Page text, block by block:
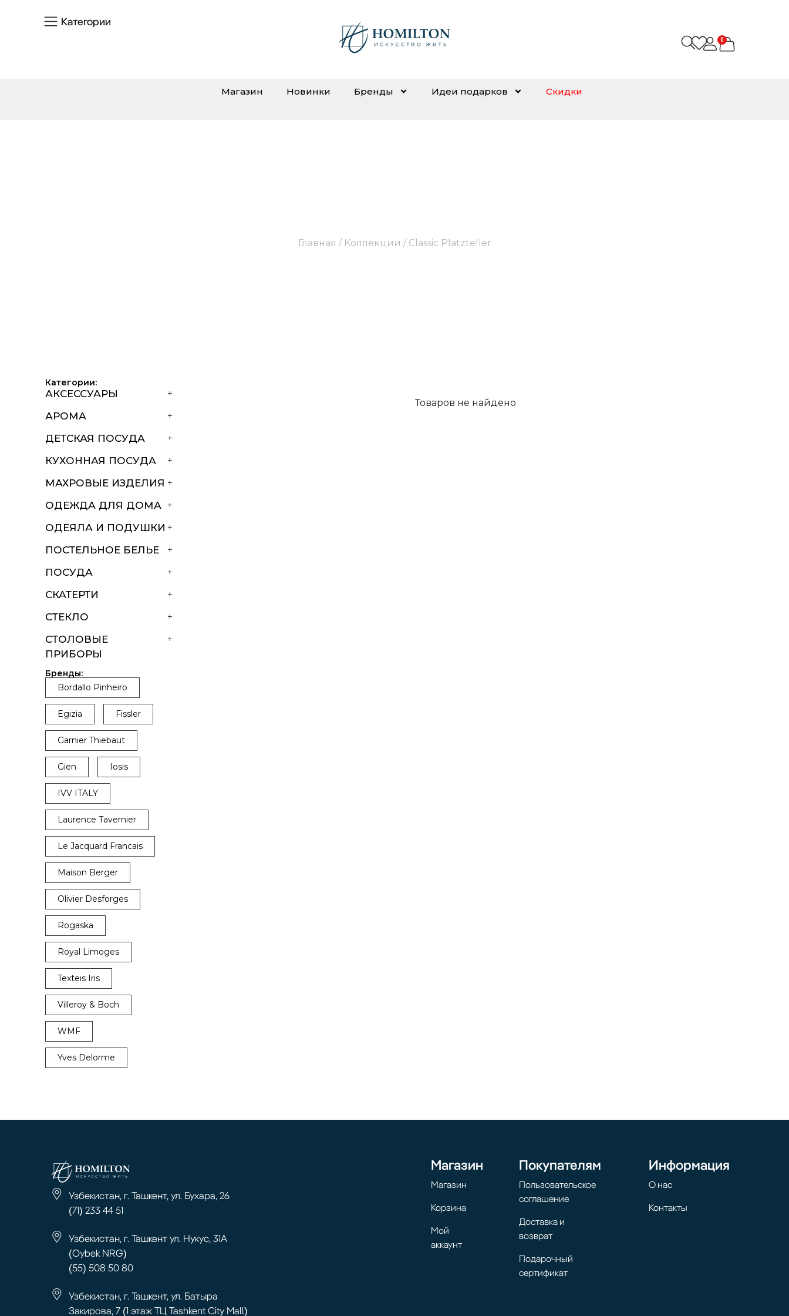
Категории
0
Магазин Новинки Бренды Идеи подарков Скидки
Главная / Коллекции / Classic Platzteller
Категории:
+
АКСЕССУАРЫ
+
АРОМА
+
ДЕТСКАЯ ПОСУДА
+
КУХОННАЯ ПОСУДА
+
МАХРОВЫЕ ИЗДЕЛИЯ
+
ОДЕЖДА ДЛЯ ДОМА
+
ОДЕЯЛА И ПОДУШКИ
+
ПОСТЕЛЬНОЕ БЕЛЬЕ
+
ПОСУДА
+
СКАТЕРТИ
+
СТЕКЛО
+
СТОЛОВЫЕ
ПРИБОРЫ
Бренды:
Bordallo Pinheiro
Egizia Fissler
Garnier Thiebaut
Gien Iosis
IVV ITALY
Laurence Tavernier
Le Jacquard Francais
Maison Berger
Olivier Desforges
Rogaska
Royal Limoges
Texteis Iris
Villeroy & Boch
WMF
Yves Delorme
Товаров не найдено
Узбекистан, г. Ташкент, ул. Бухара, 26
(71) 233 44 51
Узбекистан, г. Ташкент ул. Нукус, 31А
(Oybek NRG)
(55) 508 50 80
Узбекистан, г. Ташкент, ул. Батыра
Закирова, 7 (1 этаж ТЦ Tashkent City Mall)
Магазин
Магазин
Корзина
Мой
аккаунт
Покупателям
Пользовательское
соглашение
Доставка и
возврат
Подарочный
сертификат
Информация
О нас
Контакты